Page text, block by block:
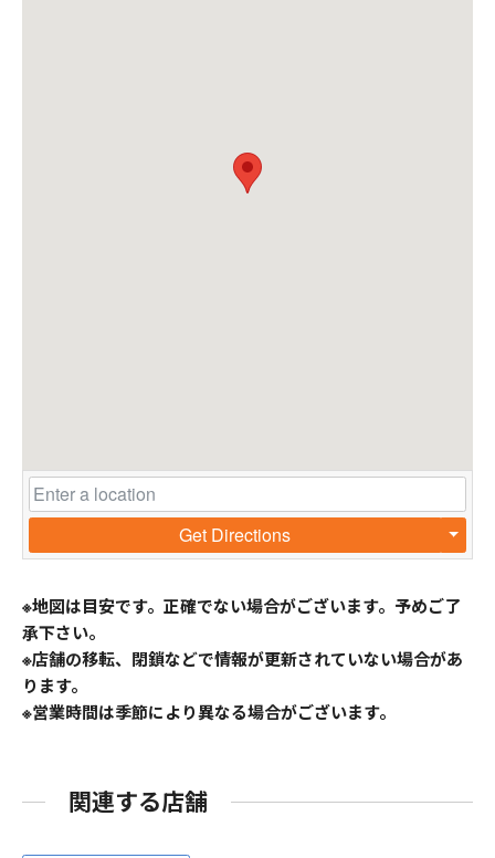
Get Directions
※地図は目安です。正確でない場合がございます。予めご了
承下さい。
※店舗の移転、閉鎖などで情報が更新されていない場合があ
ります。
※営業時間は季節により異なる場合がございます。
関連する店舗